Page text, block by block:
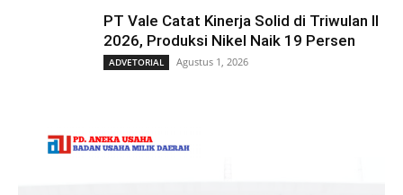
PT Vale Catat Kinerja Solid di Triwulan II
2026, Produksi Nikel Naik 19 Persen
ADVETORIAL Agustus 1, 2026